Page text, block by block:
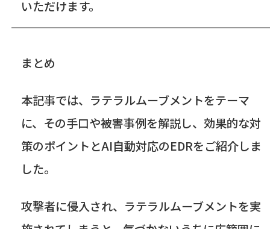
いただけます。
まとめ
本記事では、ラテラルムーブメントをテーマ
に、その手口や被害事例を解説し、効果的な対
策のポイントとAI自動対応のEDRをご紹介しま
した。
攻撃者に侵入され、ラテラルムーブメントを実